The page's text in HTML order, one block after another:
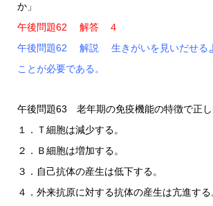
か」
午後問題62 解答 ４
午後問題62 解説 生きがいを見いだせる
ことが必要である。
午後問題63 老年期の免疫機能の特徴で正し
１．Ｔ細胞は減少する。
２．Ｂ細胞は増加する。
３．自己抗体の産生は低下する。
４．外来抗原に対する抗体の産生は亢進する